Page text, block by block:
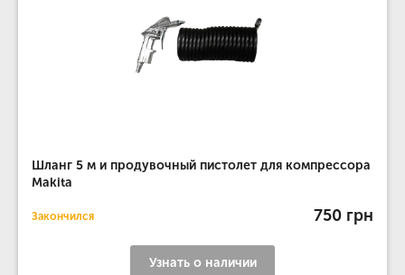
Шланг 5 м и продувочный пистолет для компрессора
Makita
Закончился 750 грн
Узнать о наличии